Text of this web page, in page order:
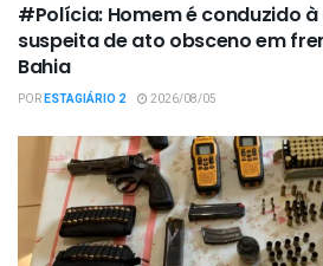
#Polícia: Homem é conduzido
suspeita de ato obsceno em
Bahia
PORESTAGIÁRIO 2 2026/08/05